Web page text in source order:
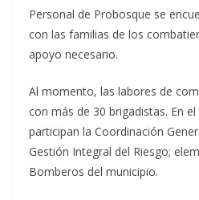
Personal de Probosque se
con las familias de los
apoyo necesario.
Al momento, las labores de
con más de 30 brigadistas. En
participan la Coordinación
Gestión Integral del Riesgo;
Bomberos del municipio.